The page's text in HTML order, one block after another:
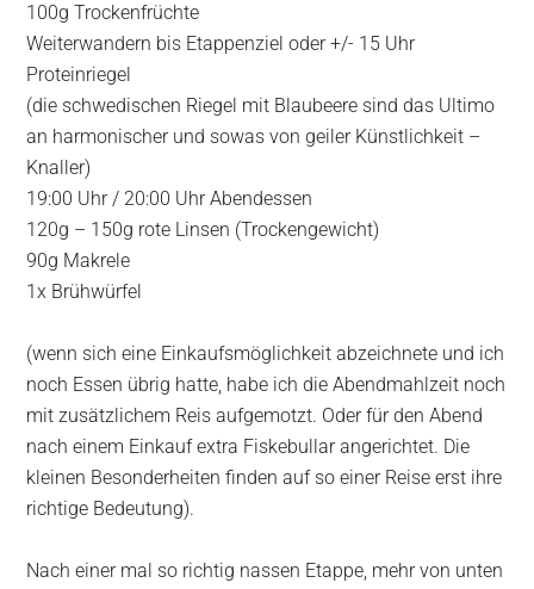
100g Trockenfrüchte
Weiterwandern bis Etappenziel oder +/- 15 Uhr
Proteinriegel
(die schwedischen Riegel mit Blaubeere sind das Ultimo
an harmonischer und sowas von geiler Künstlichkeit –
Knaller)
19:00 Uhr / 20:00 Uhr Abendessen
120g – 150g rote Linsen (Trockengewicht)
90g Makrele
1x Brühwürfel
(wenn sich eine Einkaufsmöglichkeit abzeichnete und ich
noch Essen übrig hatte, habe ich die Abendmahlzeit noch
mit zusätzlichem Reis aufgemotzt. Oder für den Abend
nach einem Einkauf extra Fiskebullar angerichtet. Die
kleinen Besonderheiten finden auf so einer Reise erst ihre
richtige Bedeutung).
Nach einer mal so richtig nassen Etappe, mehr von unten